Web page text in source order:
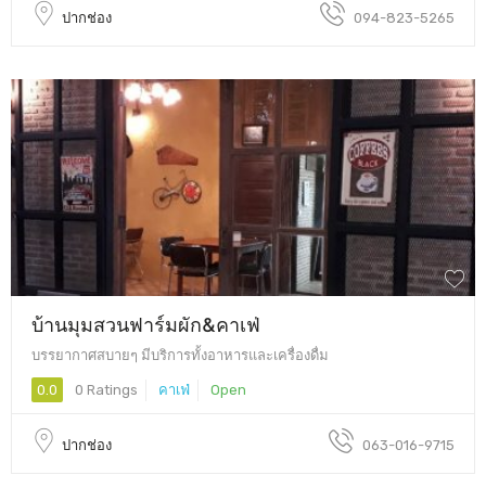
ปากช่อง 094-823-5265
บ้านมุมสวนฟาร์มผัก&คาเฟ่
บรรยากาศสบายๆ มีบริการทั้งอาหารและเครื่องดื่ม
0.0 0 Ratings คาเฟ่ Open
ปากช่อง 063-016-9715